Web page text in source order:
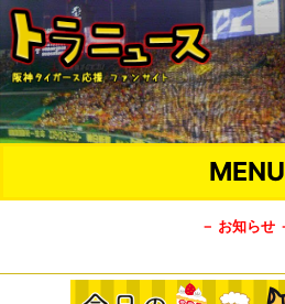
MENU
－ お知らせ